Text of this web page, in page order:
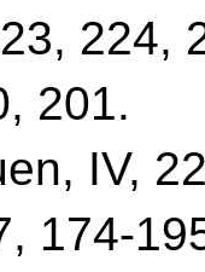
224,
201.
IV,
174-